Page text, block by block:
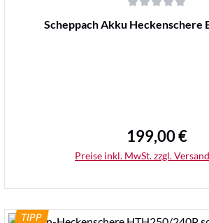
Durchschnittliche Bewertung von 0 von 5
Scheppach Akku Heckenschere
Regulärer Preis:
199,00 €
Preise inkl. MwSt. zzgl.
TIPP